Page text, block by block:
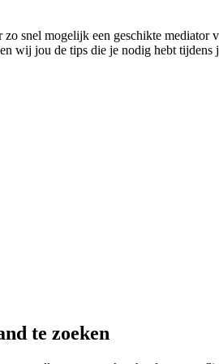
snel mogelijk een geschikte
jou de tips die je nodig hebt tijdens
te zoeken